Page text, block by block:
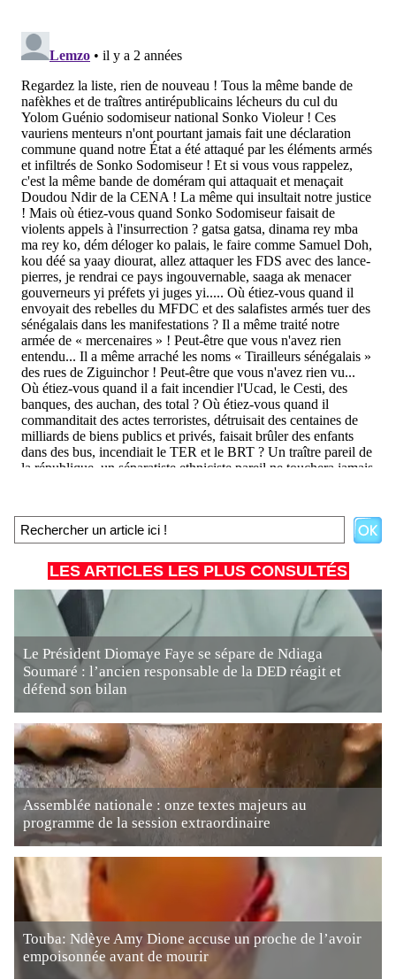
LES ARTICLES LES PLUS CONSULTÉS
Le Président Diomaye Faye se sépare de Ndiaga
Soumaré : l’ancien responsable de la DED réagit et
défend son bilan
Assemblée nationale : onze textes majeurs au
programme de la session extraordinaire
Touba: Ndèye Amy Dione accuse un proche de l’avoir
empoisonnée avant de mourir